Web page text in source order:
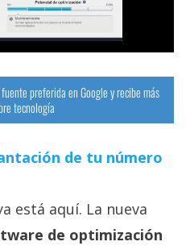
preferida en Google y recibe más
tecnología
de tu número
está aquí. La nueva
de optimización